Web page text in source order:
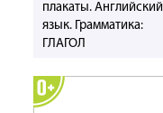
плакаты. Английский
язык. Грамматика:
ГЛАГОЛ